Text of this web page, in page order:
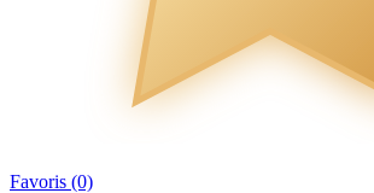
Favoris (0)